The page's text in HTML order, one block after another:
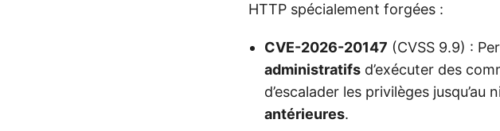
HTTP spécialement forgées :
CVE-2026-20147 (CVSS 9.9) :
administratifs d’exécuter des
d’escalader les privilèges jusqu’au
antérieures.